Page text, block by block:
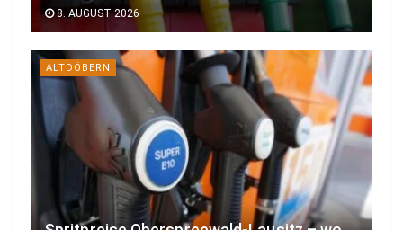
8. AUGUST 2026
ALTDÖBERN